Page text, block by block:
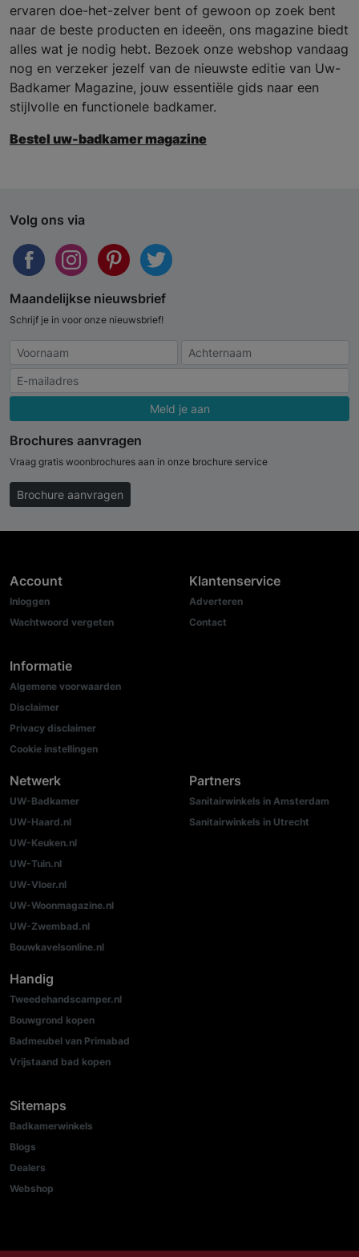
ervaren doe-het-zelver bent of gewoon op zoek bent
naar de beste producten en ideeën, ons magazine biedt
alles wat je nodig hebt. Bezoek onze webshop vandaag
nog en verzeker jezelf van de nieuwste editie van Uw-
Badkamer Magazine, jouw essentiële gids naar een
stijlvolle en functionele badkamer.
Bestel uw-badkamer magazine
Volg ons via
Maandelijkse nieuwsbrief
Schrijf je in voor onze nieuwsbrief!
Meld je aan
Brochures aanvragen
Vraag gratis woonbrochures aan in onze brochure service
Brochure aanvragen
Account
Inloggen
Wachtwoord vergeten
Informatie
Algemene voorwaarden
Disclaimer
Privacy disclaimer
Cookie instellingen
Klantenservice
Adverteren
Contact
Netwerk
UW-Badkamer
UW-Haard.nl
UW-Keuken.nl
UW-Tuin.nl
UW-Vloer.nl
UW-Woonmagazine.nl
UW-Zwembad.nl
Bouwkavelsonline.nl
Partners
Sanitairwinkels in Amsterdam
Sanitairwinkels in Utrecht
Handig
Tweedehandscamper.nl
Bouwgrond kopen
Badmeubel van Primabad
Vrijstaand bad kopen
Sitemaps
Badkamerwinkels
Blogs
Dealers
Webshop